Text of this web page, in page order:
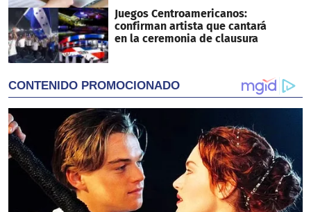
Juegos Centroamericanos:
confirman artista que cantará
en la ceremonia de clausura